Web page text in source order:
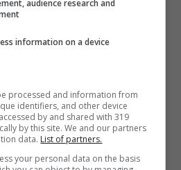
audience research and
information on a device
processed and information from
identifiers, and other device
by and shared with 319
by this site. We and our partners
data. List of partners.
your personal data on the basis